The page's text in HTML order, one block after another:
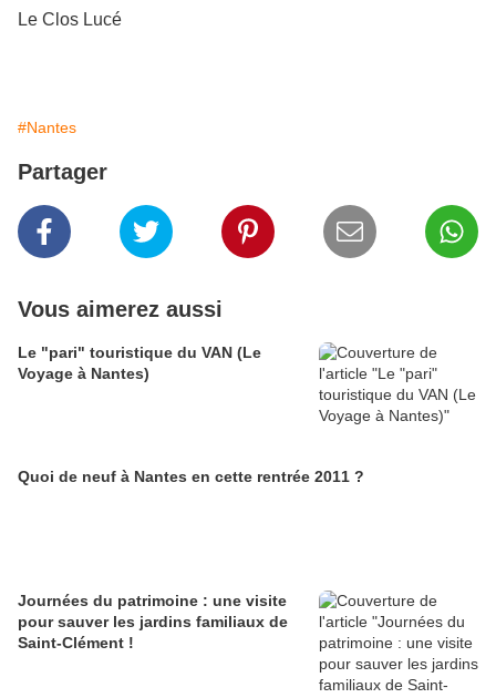
Le Clos Lucé
#Nantes
Partager
Vous aimerez aussi
Le "pari" touristique du VAN (Le
Voyage à Nantes)
Quoi de neuf à Nantes en cette rentrée 2011 ?
Journées du patrimoine : une visite
pour sauver les jardins familiaux de
Saint-Clément !